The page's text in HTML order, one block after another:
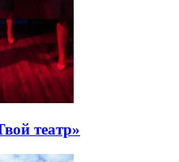
театр»